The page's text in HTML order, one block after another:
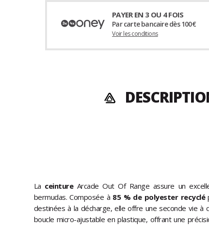
PAYER EN 3 OU 4 FOIS
Par carte bancaire dès 100€
Voir les conditions
La ceintureArcade Out Of Range assure un
bermudas. Composée à 85 % de polyester recyclé
destinées à la décharge, elle offre une seconde vie à
boucle micro-ajustable en plastique, offrant une